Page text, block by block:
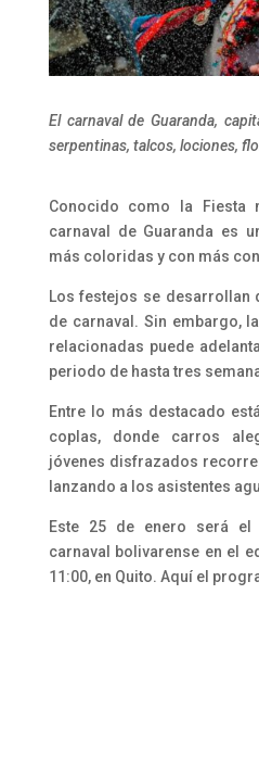
El carnaval de Guaranda,
serpentinas, talcos, lociones,
Conocido como la Fiesta
carnaval de Guaranda es
más coloridas y con más
Los festejos se desarrollan
de carnaval. Sin embargo,
relacionadas puede
periodo de hasta tres
Entre lo más destacado
coplas, donde carros
jóvenes disfrazados
lanzando a los asistentes
Este 25 de enero será el
carnaval bolivarense en el
11:00, en Quito. Aquí el